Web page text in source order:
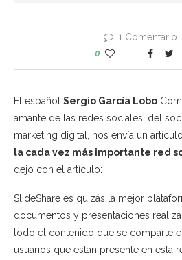
1 Comentario
0
El español Sergio García Lobo
amante de las redes sociales, del
marketing digital, nos envía un
la cada vez más importante red
dejo con el artículo:
SlideShare es quizás la mejor
documentos y presentaciones
todo el contenido que se comparte
usuarios que están presente en esta